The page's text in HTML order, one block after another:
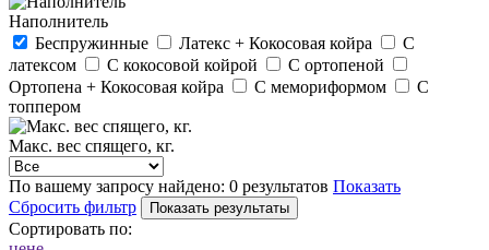
Наполнитель
Беспружинные
Латекс + Кокосовая койра
С
латексом
С кокосовой койрой
С ортопеной
Ортопена + Кокосовая койра
С мемориформом
С
топпером
Макс. вес спящего, кг.
По вашему запросу найдено: 0 результатов Показать
Сбросить фильтр
Сортировать по: